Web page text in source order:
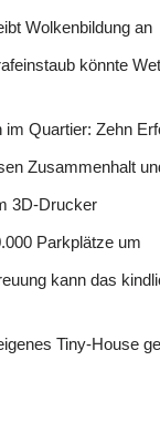
Wolkenbildung an
könnte
im Quartier: Zehn
Zusammenhalt
3D-Drucker
Parkplätze um
kann das
Tiny-House